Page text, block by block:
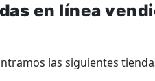
en línea
las siguientes